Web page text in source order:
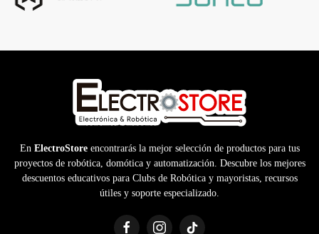
En ElectroStoreencontrarás la mejor selección de productos para tus
proyectos de robótica, domótica y automatización. Descubre los mejores
descuentos educativos para Clubs de Robótica y mayoristas, recursos
útiles y soporte especializado.